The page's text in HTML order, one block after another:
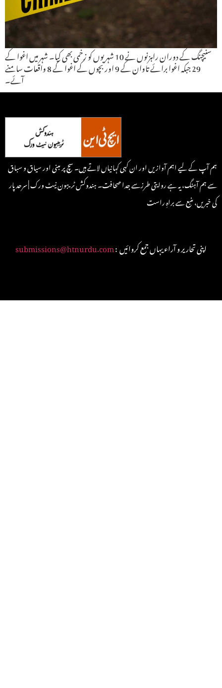
سنیچنگ کے دوران راہزنوں نے 10 شہریوں کو زخمی بھی کیا۔ شہر میں اغوا کے
29 جبکہ اغوا برائے تاوان کے 9 اور بچوں کے اغوا کے 8 واقعات سامنے
آئے۔
ہم آپ کے لیے اہم آوازیں اور ان کہی کہانیاں لاتے ہیں۔ سچ پر مبنی اور سیاق و سباق
سے ہم آہنگ، یہ ہے روایتی طرزسے جدا صحافت۔ ہندوکش ٹریبون نیٹ ورک | سرحد پار
کی خبریں، منبع سے براہِ راست
submissions@htnurdu.com : اپنی تحاریر و آراء یہاں جمع کروائیں